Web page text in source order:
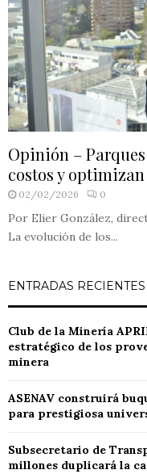
Opinión –
costos y
02/02/2026 0
Por Elier González,
La evolución de los...
ENTRADAS RECIENTES
Club de la Minería
estratégico de los
minera
ASENAV construirá
para prestigiosa
Subsecretario de
millones duplicará la